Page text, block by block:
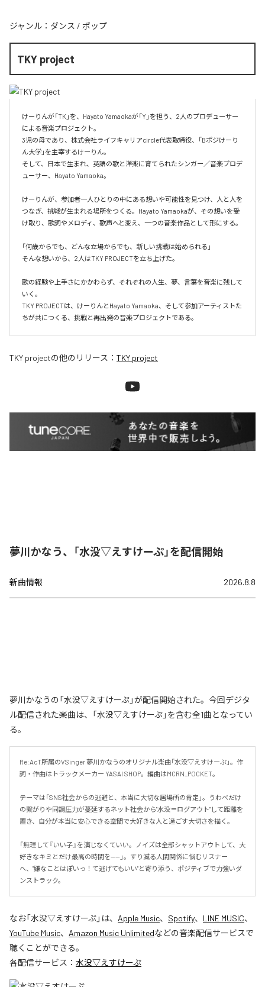
ジャンル： ダンス / ポップ
TKY project
けーりんが「TK」を、Hayato Yamaokaが「Y」を担う、2人のプロデューサー
による音楽プロジェクト。
3児の母であり、株式会社ライフキャリアcircle代表取締役、「Bポジけーり
ん大学」を主宰するけーりん。
そして、日本で生まれ、英語の歌と洋楽に育てられたシンガー／音楽プロデ
ューサー、Hayato Yamaoka。
けーりんが、参加者一人ひとりの中にある想いや可能性を見つけ、人と人を
つなぎ、挑戦が生まれる場所をつくる。Hayato Yamaokaが、その想いを受
け取り、歌詞やメロディ、歌声へと変え、一つの音楽作品として形にする。
「何歳からでも、どんな立場からでも、新しい挑戦は始められる」
そんな想いから、2人はTKY PROJECTを立ち上げた。
歌の経験や上手さにかかわらず、それぞれの人生、夢、言葉を音楽に残して
いく。
TKY PROJECTは、けーりんとHayato Yamaoka、そして参加アーティストた
ちが共につくる、挑戦と再出発の音楽プロジェクトである。
TKY projectの他のリリース： TKY project
夢川かなう、「水没▽えすけーぷ」を配信開始
新曲情報 2026.8.8
夢川かなうの「水没▽えすけーぷ」が配信開始された。今回デジタ
ル配信された楽曲は、「水没▽えすけーぷ」を含む全1曲となってい
る。
Re:AcT所属のVSinger 夢川かなうのオリジナル楽曲「水没▽えすけーぷ」。作
詞・作曲はトラックメーカー YASAI SHOP。編曲はMCRN_POCKET。
テーマは「SNS社会からの逃避と、本当に大切な居場所の肯定」。うわべだけ
の繋がりや同調圧力が蔓延するネット社会から"水没＝ログアウト"して距離を
置き、自分が本当に安心できる空間で大好きな人と過ごす大切さを描く。
「無理して『いい子』を演じなくていい。ノイズは全部シャットアウトして、大
好きなキミとだけ最高の時間を——」。すり減る人間関係に悩むリスナー
へ、"嫌なことはぽいっ！て逃げてもいい"と寄り添う、ポジティブで力強いダ
ンストラック。
なお「水没▽えすけーぷ」は、 Apple Music、 Spotify、 LINE MUSIC、
YouTube Music、 Amazon Music Unlimitedなどの音楽配信サービスで
聴くことができる。
各配信サービス： 水没▽えすけーぷ